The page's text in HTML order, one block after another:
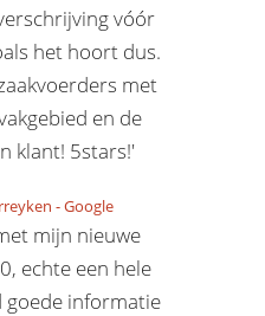
vóór
het hoort dus.
met
en de
klant! 5stars!'
-Google
mijn nieuwe
echte een hele
goede informatie